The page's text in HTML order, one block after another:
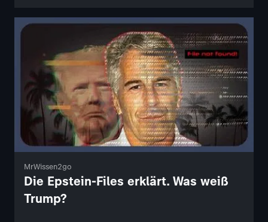
MrWissen2go
Die Epstein-Files erklärt. Was weiß
Trump?